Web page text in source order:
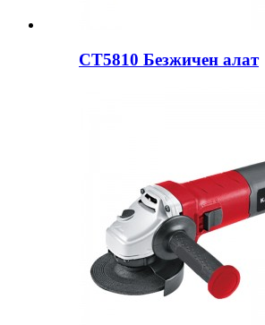
CT5810 Безжичен алат